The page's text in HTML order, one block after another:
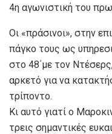
4η αγωνιστική του
Οι «πράσινοι», στην
πάγκο τους ως
στο 48΄με τον
αρκετό για να
τρίποντο.
Κι αυτό γιατί ο
τρεις σημαντικές